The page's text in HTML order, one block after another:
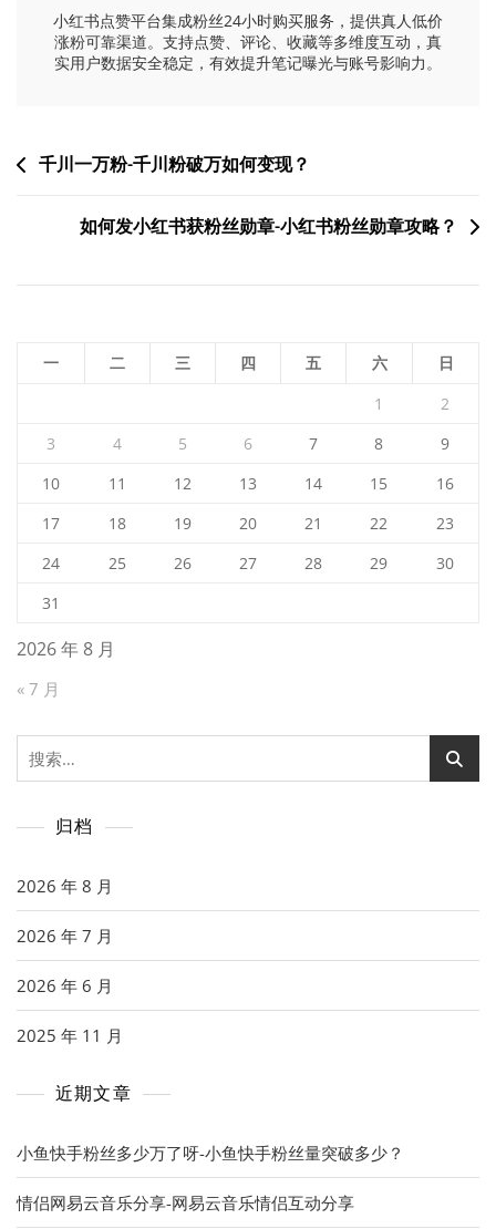
小红书点赞平台集成粉丝24小时购买服务，提供真人低价
涨粉可靠渠道。支持点赞、评论、收藏等多维度互动，真
实用户数据安全稳定，有效提升笔记曝光与账号影响力。
文千川一万粉-千川粉破万如何变现？
如何发小红书获粉丝勋章-小红书粉丝勋章攻略？
2026 年 8 月
一 二 三 四 五 六
日
1
2
3
4 5 6 7 8
9
10
11 12 13 14 15
16
17
18 19 20 21 22
23
24
25 26 27 28 29
30
31
« 7 月
搜
索：
归档
2026 年 8 月
2026 年 7 月
2026 年 6 月
2025 年 11 月
近期文章
小鱼快手粉丝多少万了呀-小鱼快手粉丝量突破多少？
情侣网易云音乐分享-网易云音乐情侣互动分享